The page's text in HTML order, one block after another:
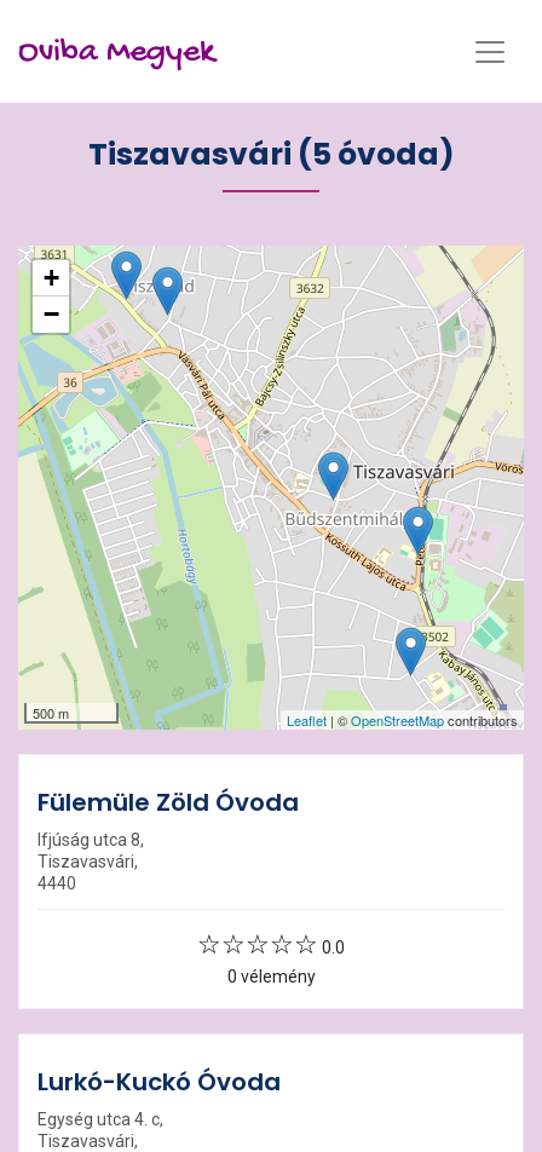
Oviba Megyek
Tiszavasvári (5 óvoda)
+
−
500 m Leaflet | ©OpenStreetMapcontributors
Fülemüle Zöld Óvoda
Ifjúság utca 8,
Tiszavasvári,
4440
0.0
0 vélemény
Lurkó-Kuckó Óvoda
Egység utca 4. c,
Tiszavasvári,